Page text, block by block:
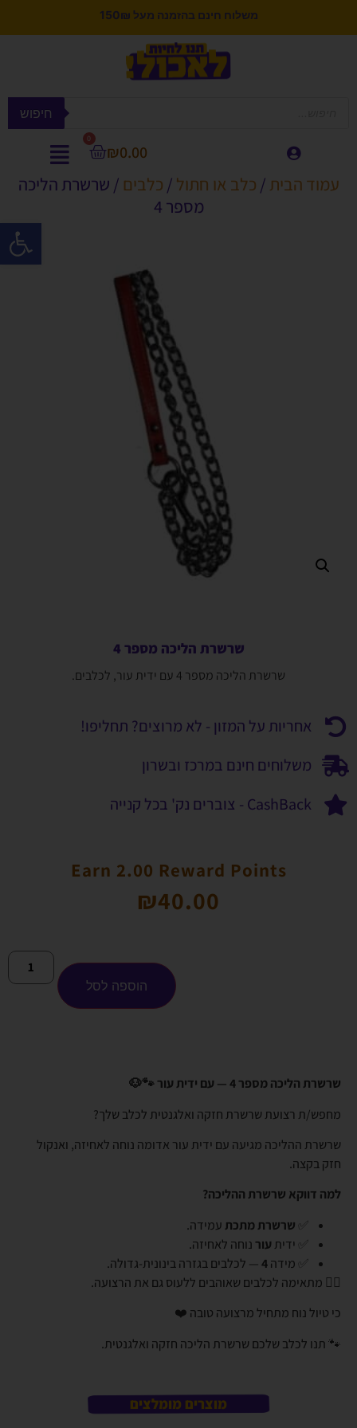
פתח
משלוח חינם בהזמנה מעל 150₪
חיפוש
₪0.00
0
עמוד הבית / כלב או חתול / כלבים / שרשרת הליכה
מספר 4
שרשרת הליכה מספר 4
שרשרת הליכה מספר 4 עם ידית עור, לכלבים.
אחריות על המזון - לא מרוצים? תחליפו!
משלוחים חינם במרכז ובשרון
CashBack - צוברים נק' בכל קנייה
Earn 2.00 Reward Points
₪40.00
הוספה לסל
שרשרת הליכה מספר 4 — עם ידית עור 🐾🐶
מחפש/ת רצועת שרשרת חזקה ואלגנטית לכלב שלך?
שרשרת ההליכה מגיעה עם ידית עור אדומה נוחה לאחיזה, ואנקול
חזק בקצה.
למה דווקא שרשרת ההליכה?
שרשרת מתכתעמידה.
✅ ידית עור נוחה לאחיזה.
✅ מידה4 — לכלבים בגזרה בינונית-גדולה.
👈🏼 מתאימה לכלבים שאוהבים ללעוס גם את הרצועה.
כי טיול נוח מתחיל מרצועה טובה ❤️
🐾 תנו לכלב שלכם שרשרת הליכה חזקה ואלגנטית.
מוצרים מומלצים